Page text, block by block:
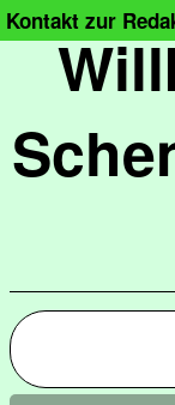
Kontakt zur